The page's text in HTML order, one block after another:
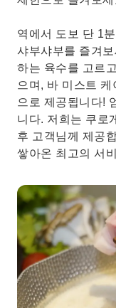
역에서 도보 단 1
샤부샤부를 즐겨
하는 육수를 고르
으며, 바 미스트
으로 제공됩니다!
니다. 저희는 쿠로
후 고객님께 제공
쌓아온 최고의 서